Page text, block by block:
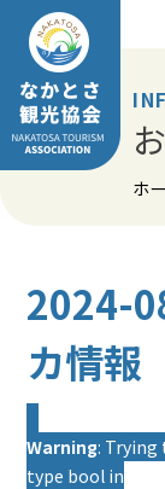
Skip
content
ホ
2024-
カ情報
Warning: Trying
type bool in